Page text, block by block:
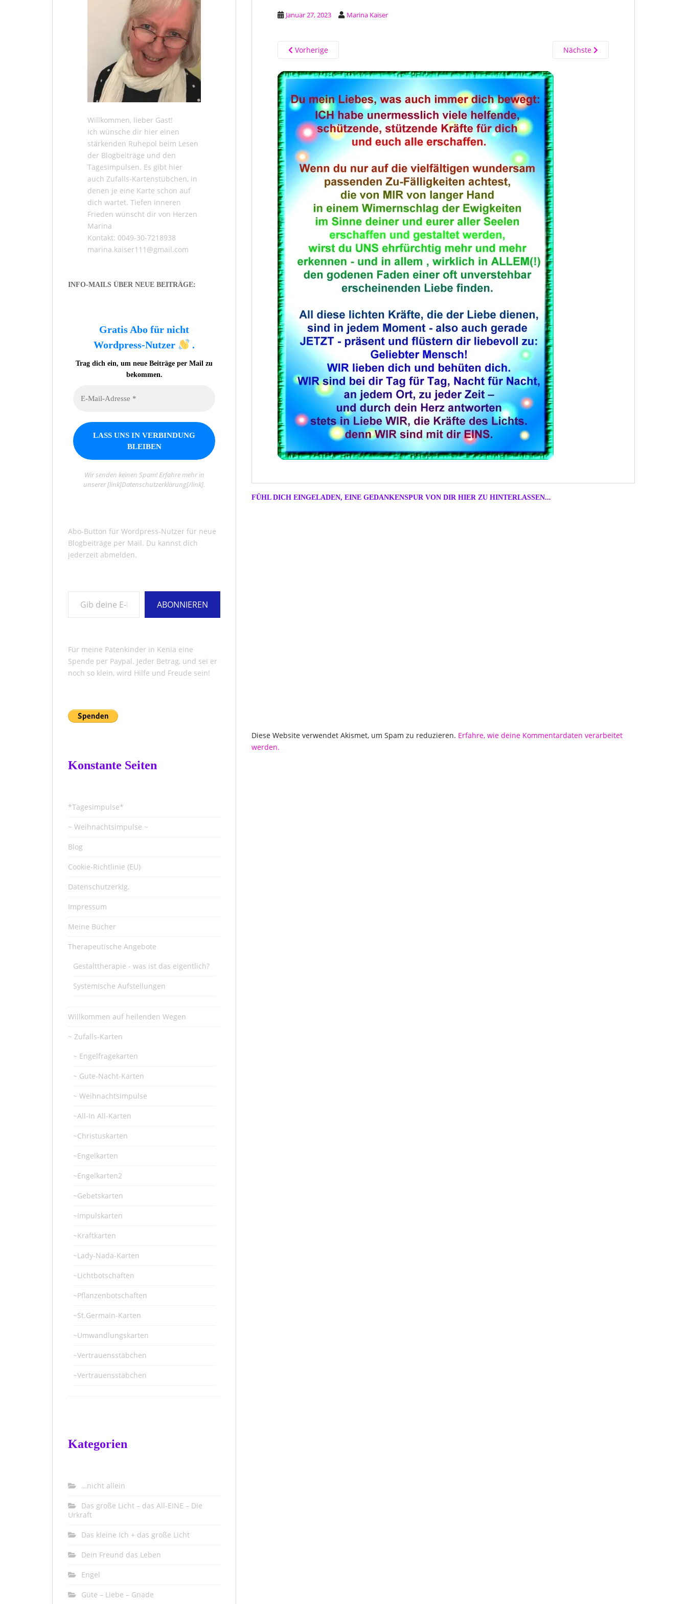
Januar 27, 2023 Marina Kaiser
Vorherige Nächste
FÜHL DICH EINGELADEN, EINE GEDANKENSPUR VON DIR HIER ZU HINTERLASSEN...
Diese Website verwendet Akismet, um Spam zu reduzieren. Erfahre, wie deine Kommentardaten verarbeitet
werden.
Willkommen, lieber Gast!
Ich wünsche dir hier einen
stärkenden Ruhepol beim Lesen
der Blogbeiträge und den
Tagesimpulsen. Es gibt hier
auch Zufalls-Kartenstübchen, in
denen je eine Karte schon auf
dich wartet. Tiefen inneren
Frieden wünscht dir von Herzen
Marina
Kontakt: 0049-30-7218938
marina.kaiser111@gmail.com
INFO-MAILS ÜBER NEUE BEITRÄGE:
Gratis Abo für nicht
Wordpress-Nutzer
.
Trag dich ein, um neue Beiträge per Mail zu
bekommen.
Wir senden keinen Spam! Erfahre mehr in
unserer [link]Datenschutzerklärung[/link].
Abo-Button für Wordpress-Nutzer für neue
Blogbeiträge per Mail. Du kannst dich
jederzeit abmelden.
ABONNIEREN
Für meine Patenkinder in Kenia eine
Spende per Paypal. Jeder Betrag, und sei er
noch so klein, wird Hilfe und Freude sein!
Konstante Seiten
*Tagesimpulse*
~ Weihnachtsimpulse ~
Blog
Cookie-Richtlinie (EU)
Datenschutzerklg.
Impressum
Meine Bücher
Therapeutische Angebote
Gestalttherapie - was ist das eigentlich?
Systemische Aufstellungen
Willkommen auf heilenden Wegen
~ Zufalls-Karten
~ Engelfragekarten
~ Gute-Nacht-Karten
~ Weihnachtsimpulse
~All-In All-Karten
~Christuskarten
~Engelkarten
~Engelkarten2
~Gebetskarten
~Impulskarten
~Kraftkarten
~Lady-Nada-Karten
~Lichtbotschaften
~Pflanzenbotschaften
~St.Germain-Karten
~Umwandlungskarten
~Vertrauensstäbchen
~Vertrauensstäbchen
Kategorien
…nicht allein
Das große Licht – das All-EINE – Die
Urkraft
Das kleine Ich + das große Licht
Dein Freund das Leben
Engel
Güte – Liebe – Gnade